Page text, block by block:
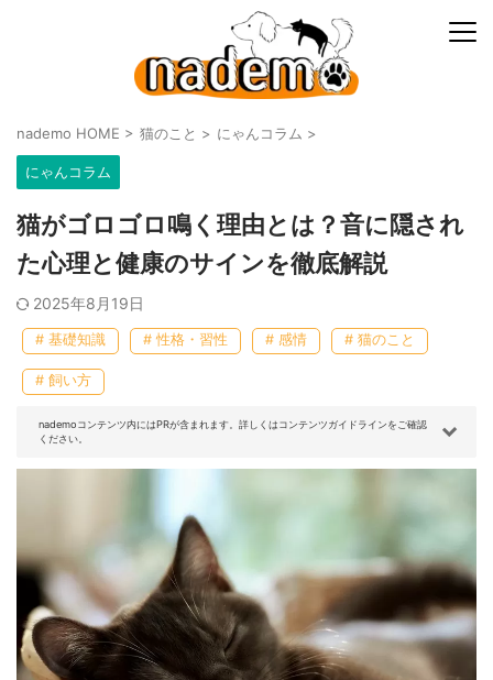
nademo HOME > 猫のこと > にゃんコラム >
にゃんコラム
猫がゴロゴロ鳴く理由とは？音に隠され
た心理と健康のサインを徹底解説
2025年8月19日
# 基礎知識 # 性格・習性 # 感情 # 猫のこと
# 飼い方
nademoコンテンツ内にはPRが含まれます。詳しくはコンテンツガイドラインをご確認
ください。